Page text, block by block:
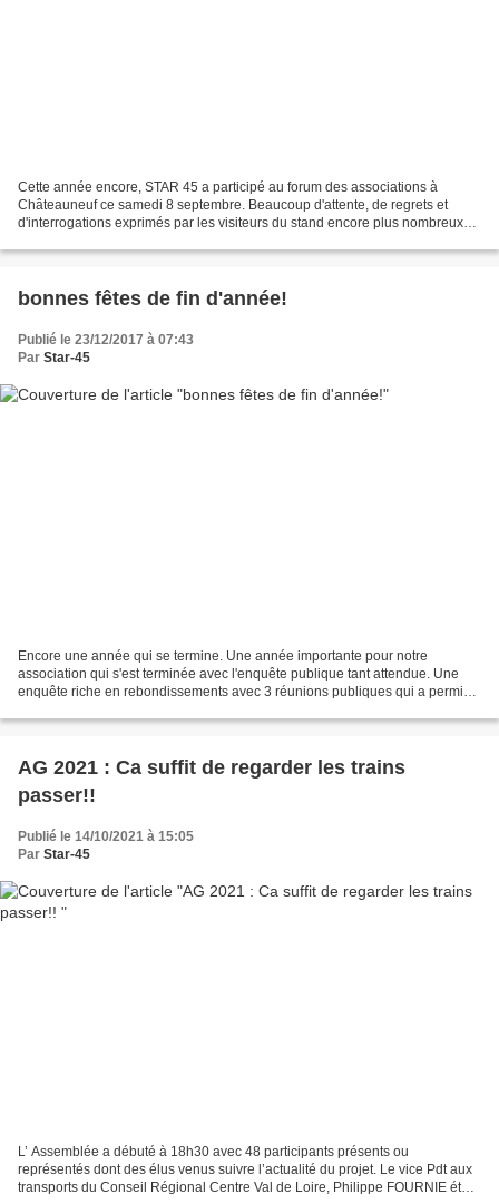
Cette année encore, STAR 45 a participé au forum des associations à
Châteauneuf ce samedi 8 septembre. Beaucoup d'attente, de regrets et
d'interrogations exprimés par les visiteurs du stand encore plus nombreux
bonnes fêtes de fin d'année!
Publié le 23/12/2017 à 07:43
Par Star-45
Encore une année qui se termine. Une année importante pour notre
association qui s'est terminée avec l'enquête publique tant attendue. Une
enquête riche en rebondissements avec 3 réunions publiques qui a permis
AG 2021 : Ca suffit de regarder les trains
passer!!
Publié le 14/10/2021 à 15:05
Par Star-45
L’ Assemblée a débuté à 18h30 avec 48 participants présents ou
représentés dont des élus venus suivre l’actualité du projet. Le vice Pdt aux
transports du Conseil Régional Centre Val de Loire, Philippe FOURNIE était